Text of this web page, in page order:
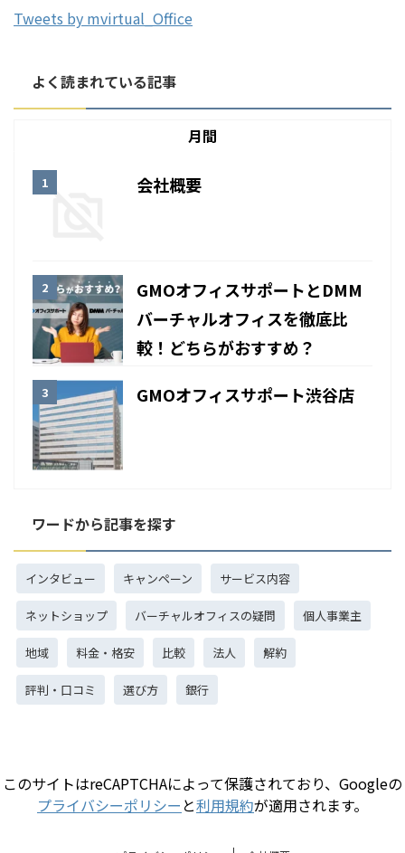
Tweets by mvirtual_Office
よく読まれている記事
月間
会社概要
GMOオフィスサポートとDMM
バーチャルオフィスを徹底比
較！どちらがおすすめ？
GMOオフィスサポート渋谷店
ワードから記事を探す
インタビュー キャンペーン サービス内容
ネットショップ バーチャルオフィスの疑問 個人事業主
地域 料金・格安 比較 法人 解約
評判・口コミ 選び方 銀行
このサイトはreCAPTCHAによって保護されており、Googleの
プライバシーポリシー と利用規約が適用されます。